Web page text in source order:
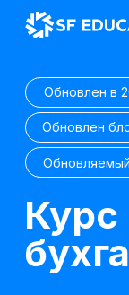
Обновлен блок:
Обновляемый блок
Курс